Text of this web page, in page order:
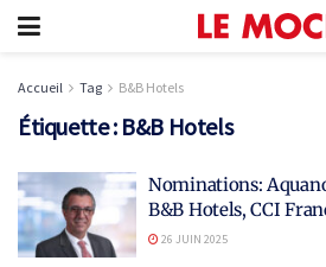
Accueil Tag B&B Hotels
Étiquette : B&B Hotels
Nominations:
B&B Hotels, CCI
26 JUIN 2025